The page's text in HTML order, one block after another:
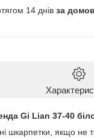
14 днів за
Gi Lian 37-40
шкарпетки, якщо